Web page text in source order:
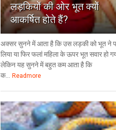
लड़कियों की ओर भूत क्‍यों
आकर्षित होते हैं?
अक्सर सुनने में आता है कि उस लड़की को भूत ने
लिया या फिर फलां महिला के ऊपर भूत सवार हो
लेकिन यह सुनने में बहुत कम आता है कि
क...
Readmore